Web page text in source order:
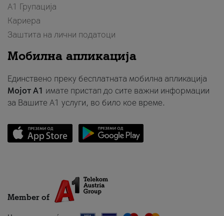
А1 Групација
Кариера
Заштита на лични податоци
Мобилна апликација
Единствено преку бесплатната мобилна апликација
Мојот A1 имате пристап до сите важни информации
за Вашите A1 услуги, во било кое време.
Member of